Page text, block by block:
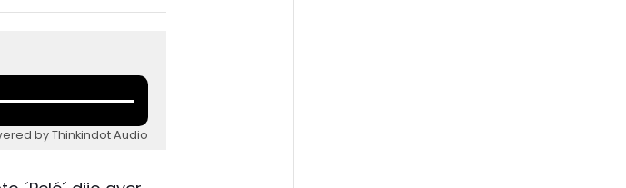
by Thinkindot Audio